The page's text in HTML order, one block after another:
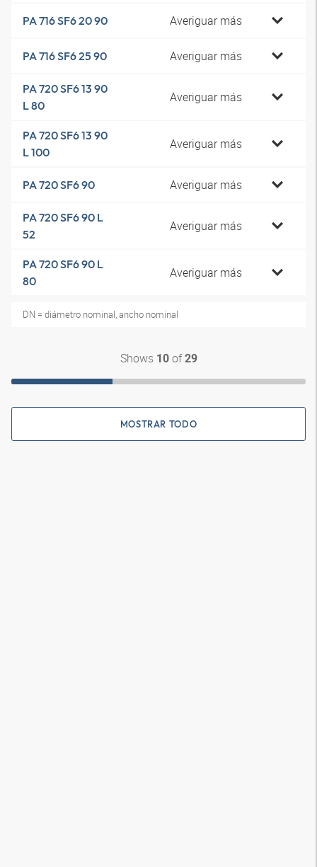
PA 716 SF6 20 90 Averiguar más
PA 716 SF6 25 90 Averiguar más
PA 720 SF6 13 90
L 80
Averiguar más
PA 720 SF6 13 90
L 100
Averiguar más
PA 720 SF6 90 Averiguar más
PA 720 SF6 90 L
52
Averiguar más
PA 720 SF6 90 L
80
Averiguar más
DN = diámetro nominal, ancho nominal
Shows 10of29
MOSTRAR TODO